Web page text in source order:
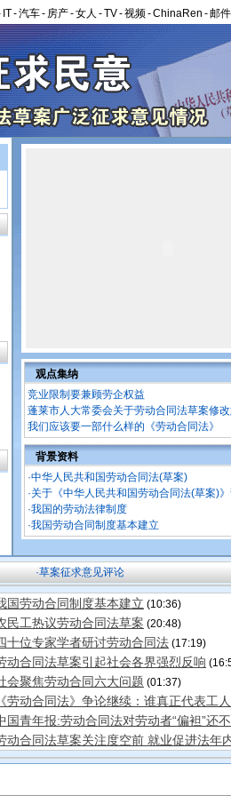
IT-汽车- 房产-女人 -TV-视频-ChinaRen -邮件
观点集纳
竞业限制要兼顾劳企权益
蓬莱市人大常委会关于劳动合同法草案修
我们应该要一部什么样的《劳动合同法》
背景资料
·中华人民共和国劳动合同法(草案)
·关于《中华人民共和国劳动合同法(草案)》
·我国的劳动法律制度
·我国劳动合同制度基本建立
·草案征求意见评论
国劳动合同制度基本建立 (10:36)
民工热议劳动合同法草案 (20:48)
十位专家学者研讨劳动合同法 (17:19)
动合同法草案引起社会各界强烈反响
会聚焦劳动合同六大问题 (01:37)
《劳动合同法》争论继续：谁真正代表工
国青年报:劳动合同法对劳动者“偏袒”还
动合同法草案关注度空前 就业促进法年